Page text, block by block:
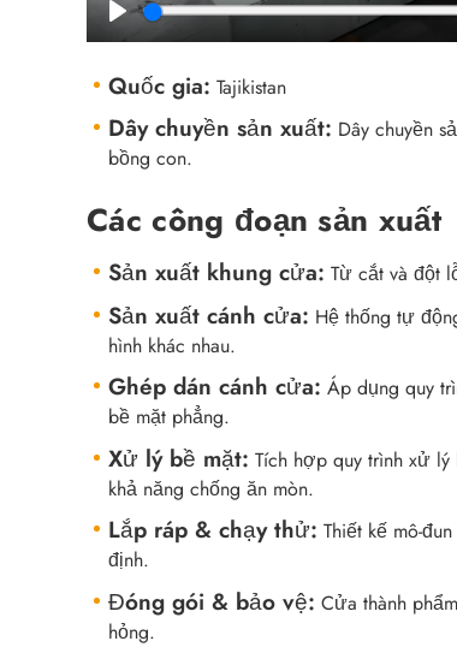
Play
Quốc gia: Tajikistan
Dây chuyền sản xuất: Dây chuyền
bồng con.
Các công đoạn sản xuất
Sản xuất khung cửa: Từ cắt và đột
Sản xuất cánh cửa: Hệ thống tự
hình khác nhau.
Ghép dán cánh cửa: Áp dụng quy
bề mặt phẳng.
Xử lý bề mặt: Tích hợp quy trình xử
khả năng chống ăn mòn.
Lắp ráp & chạy thử: Thiết kế mô-
định.
Đóng gói & bảo vệ: Cửa thành
hỏng.